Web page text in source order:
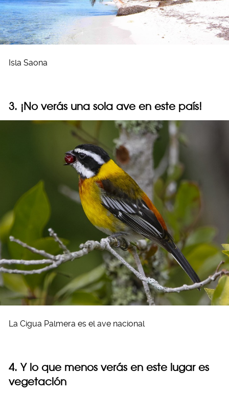
Isla Saona
3. ¡No verás una sola ave en este país!
La Cigua Palmera es el ave nacional
4. Y lo que menos verás en este lugar es
vegetación